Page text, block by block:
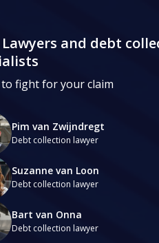
Lawyers and debt
to fight for your claim
Pim van Zwijndregt
Debt collection lawyer
Suzanne van Loon
Debt collection lawyer
Bart van Onna
Debt collection lawyer